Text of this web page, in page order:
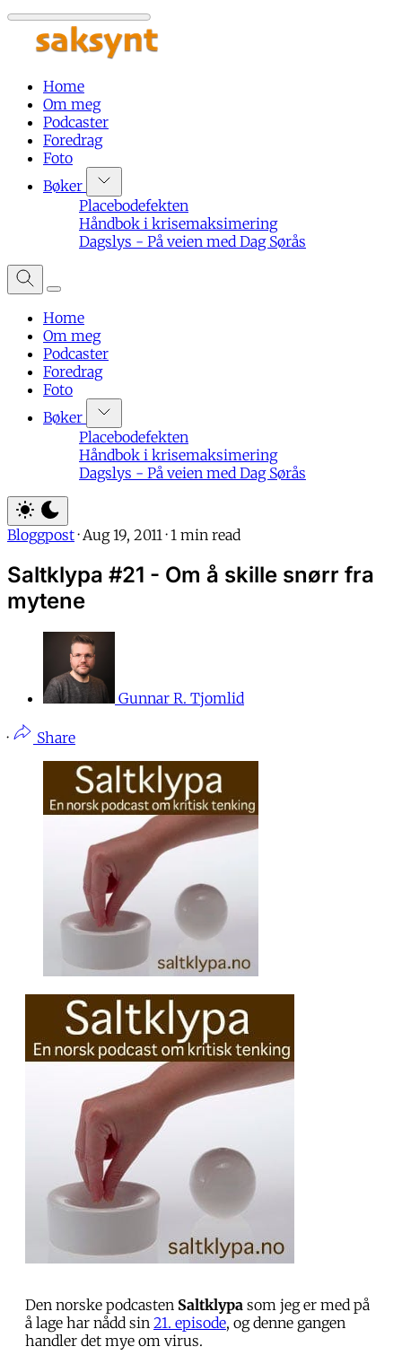
Home
Om meg
Podcaster
Foredrag
Foto
Bøker
Placebodefekten
Håndbok i krisemaksimering
Dagslys - På veien med Dag Sørås
Home
Om meg
Podcaster
Foredrag
Foto
Bøker
Placebodefekten
Håndbok i krisemaksimering
Dagslys - På veien med Dag Sørås
Bloggpost · Aug 19, 2011 · 1 min read
Saltklypa #21 - Om å skille snørr fra
mytene
Gunnar R. Tjomlid
· Share
Den norske podcasten Saltklypa som jeg er med på
å lage har nådd sin 21. episode, og denne gangen
handler det mye om virus.